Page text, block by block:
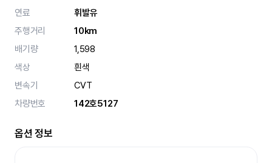
연료
휘발유
주행거리
10km
배기량
1,598
색상
흰색
변속기
CVT
차량번호
142호5127
옵션 정보